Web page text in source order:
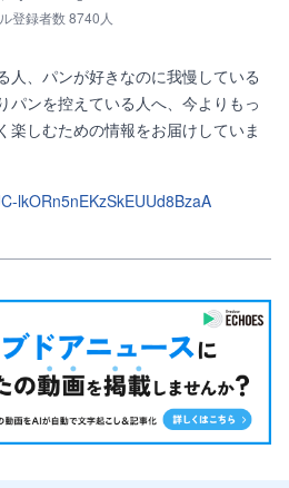
登録者数 8740人
人、パンが好きなのに我慢している
パンを控えている人へ、今よりもっ
楽しむための情報をお届けしていま
lkORn5nEKzSkEUUd8BzaA